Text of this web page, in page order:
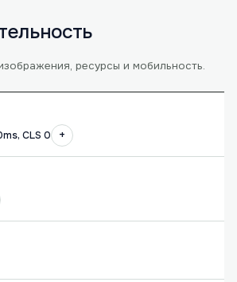
ресурсы и мобильность.
CLS 0
+